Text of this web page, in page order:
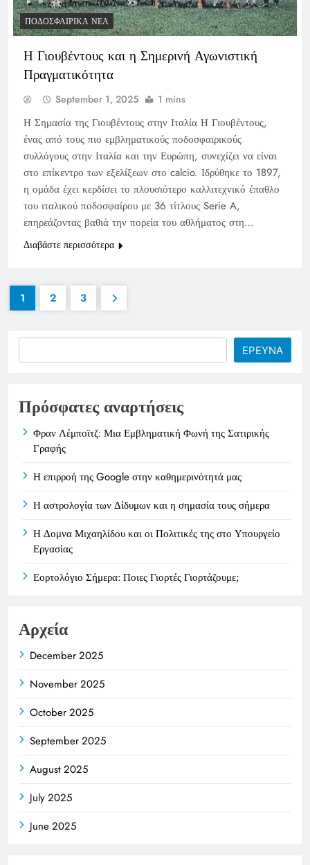
ΠΟΔΟΣΦΑΙΡΙΚΆ ΝΈΑ
Η Γιουβέντους και η Σημερινή Αγωνιστική
Πραγματικότητα
September 1, 2025 1 mins
Η Σημασία της Γιουβέντους στην Ιταλία Η Γιουβέντους,
ένας από τους πιο εμβληματικούς ποδοσφαιρικούς
συλλόγους στην Ιταλία και την Ευρώπη, συνεχίζει να είναι
στο επίκεντρο των εξελίξεων στο calcio. Ιδρύθηκε το 1897,
η ομάδα έχει κερδίσει το πλουσιότερο καλλιτεχνικό έπαθλο
του ιταλικού ποδοσφαίρου με 36 τίτλους Serie A,
επηρεάζοντας βαθιά την πορεία του αθλήματος στη…
Διαβάστε περισσότερα
1 2 3
ΕΡΕΥΝΑ
Πρόσφατες αναρτήσεις
Φραν Λέμποϊτζ: Μια Εμβληματική Φωνή της Σατιρικής
Γραφής
Η επιρροή της Google στην καθημερινότητά μας
Η αστρολογία των Δίδυμων και η σημασία τους σήμερα
Η Δομνα Μιχαηλίδου και οι Πολιτικές της στο Υπουργείο
Εργασίας
Εορτολόγιο Σήμερα: Ποιες Γιορτές Γιορτάζουμε;
Αρχεία
December 2025
November 2025
October 2025
September 2025
August 2025
July 2025
June 2025